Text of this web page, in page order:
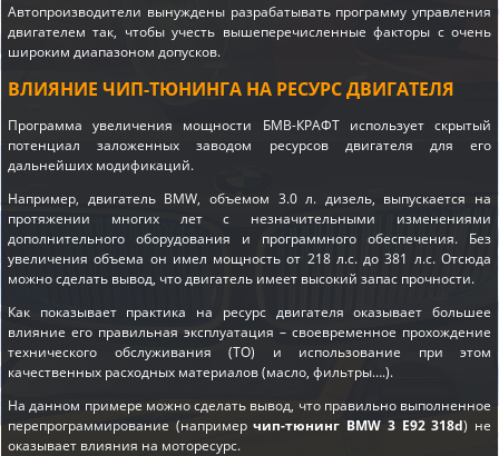
Автопроизводители вынуждены разрабатывать программу управления
двигателем так, чтобы учесть вышеперечисленные факторы с очень
широким диапазоном допусков.
ВЛИЯНИЕ ЧИП-ТЮНИНГА НА РЕСУРС ДВИГАТЕЛЯ
Программа увеличения мощности БМВ-КРАФТ использует скрытый
потенциал заложенных заводом ресурсов двигателя для его
дальнейших модификаций.
Например, двигатель BMW, объемом 3.0 л. дизель, выпускается на
протяжении многих лет с незначительными изменениями
дополнительного оборудования и программного обеспечения. Без
увеличения объема он имел мощность от 218 л.с. до 381 л.с. Отсюда
можно сделать вывод, что двигатель имеет высокий запас прочности.
Как показывает практика на ресурс двигателя оказывает большее
влияние его правильная эксплуатация – своевременное прохождение
технического обслуживания (ТО) и использование при этом
качественных расходных материалов (масло, фильтры….).
На данном примере можно сделать вывод, что правильно выполненное
перепрограммирование (напримерчип-тюнинг BMW 3 E92 318d) не
оказывает влияния на моторесурс.